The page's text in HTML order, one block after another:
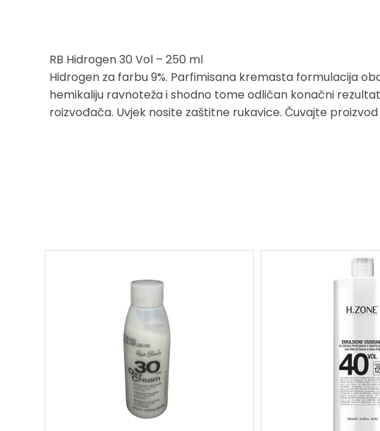
RB Hidrogen 30 Vol – 250 ml
Hidrogen za farbu 9%. Parfimisana kremasta formulacija
hemikaliju ravnoteža i shodno tome odličan konačni
roizvođača. Uvjek nosite zaštitne rukavice. Čuvajte